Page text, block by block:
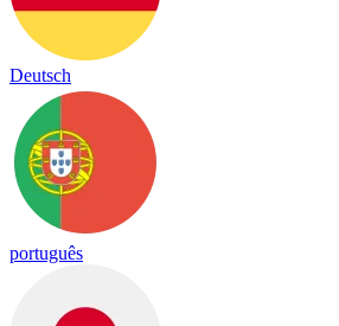
Deutsch
português